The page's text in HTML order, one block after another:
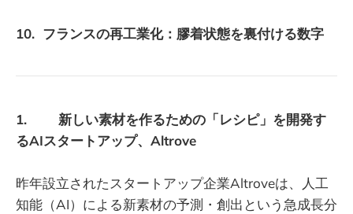
10. フランスの再工業化：膠着状態を裏付ける数字
1. 新しい素材を作るための「レシピ」を開発す
るAIスタートアップ、Altrove
昨年設立されたスタートアップ企業Altroveは、人工
知能（AI）による新素材の予測・創出という急成長分